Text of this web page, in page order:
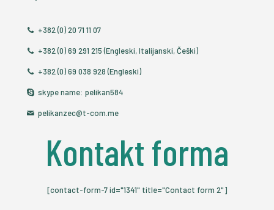
+382 (0) 20 71 11 07
+382 (0) 69 291 215 (Engleski, Italijanski, Češki)
+382 (0) 69 038 928 (Engleski)
skype name: pelikan584
pelikanzec@t-com.me
Kontakt forma
[contact-form-7 id="1341" title="Contact form 2"]